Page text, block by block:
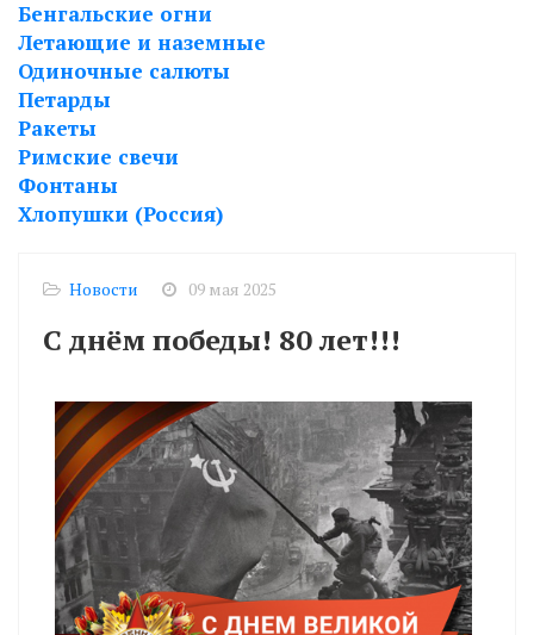
Бенгальские огни
Летающие и наземные
Одиночные салюты
Петарды
Ракеты
Римские свечи
Фонтаны
Хлопушки (Россия)
Новости 09 мая 2025
С днём победы! 80 лет!!!